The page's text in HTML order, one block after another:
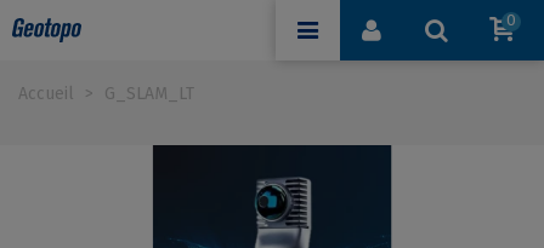
0
Accueil > G_SLAM_LT